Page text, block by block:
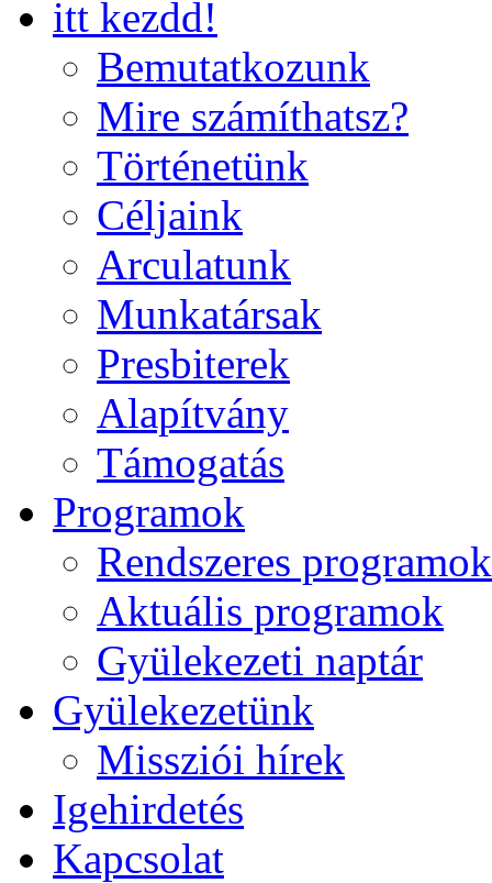
itt kezdd!
Bemutatkozunk
Mire számíthatsz?
Történetünk
Céljaink
Arculatunk
Munkatársak
Presbiterek
Alapítvány
Támogatás
Programok
Rendszeres programok
Aktuális programok
Gyülekezeti naptár
Gyülekezetünk
Missziói hírek
Igehirdetés
Kapcsolat